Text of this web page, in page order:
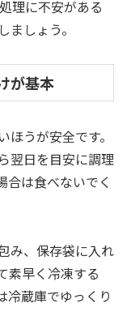
理に不安がある
しょう。
が基本
うが安全です。
翌日を目安に調理
合は食べないでく
み、保存袋に入れ
素早く冷凍する
冷蔵庫でゆっくり